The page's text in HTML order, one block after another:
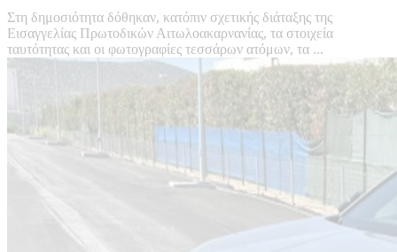
Στη δημοσιότητα δόθηκαν, κατόπιν σχετικής διάταξης της
Εισαγγελίας Πρωτοδικών Αιτωλοακαρνανίας, τα στοιχεία
ταυτότητας και οι φωτογραφίες τεσσάρων ατόμων, τα ...